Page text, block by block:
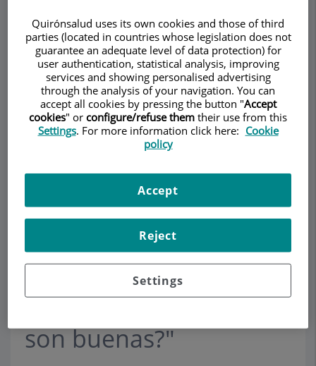
GASTROENTEROLOGÍA ADULTOS
Descripción Servicios EquipoContactoDatos de interés
Pedir cita
Intolerancia al gluten sin
ser celíaco
son buenas?"
Quirónsalud uses its own cookies and those of third
parties (located in countries whose legislation does not
guarantee an adequate level of data protection) for
user authentication, statistical analysis, improving
services and showing personalised advertising
through the analysis of your navigation. You can
accept all cookies by pressing the button "Accept
cookies" or configure/refuse them their use from this
Settings. For more information click here: Cookie
policy
Settings
Reject
Accept